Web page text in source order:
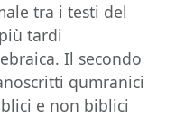
tra i testi del
tardi
Il secondo
qumranici
e non biblici